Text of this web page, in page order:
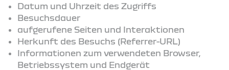
Datum und Uhrzeit des Zugriffs
Besuchsdauer
aufgerufene Seiten und Interaktionen
Herkunft des Besuchs (Referrer-URL)
Informationen zum verwendeten Browser,
Betriebssystem und Endgerät